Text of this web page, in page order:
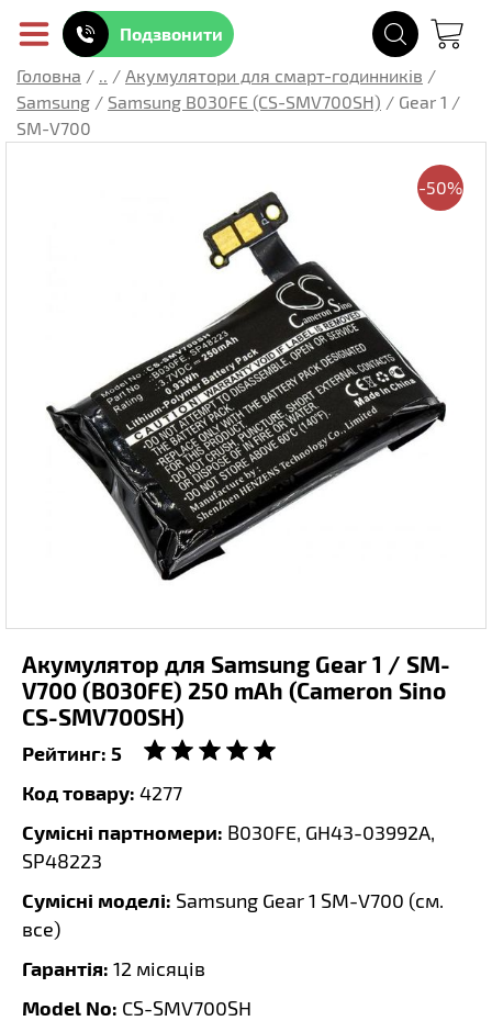
Подзвонити
Головна / .. / Акумулятори для смарт-годинників /
Samsung / Samsung B030FE (CS-SMV700SH) / Gear 1 /
SM-V700
-50%
Акумулятор для Samsung Gear 1 / SM-
V700 (B030FE) 250 mAh (Cameron Sino
CS-SMV700SH)
Рейтинг: 5
Код товару: 4277
Сумісні партномери: B030FE, GH43-03992A,
SP48223
Сумісні моделі: Samsung Gear 1 SM-V700 (см.
все)
Гарантія: 12 місяців
Model No: CS-SMV700SH